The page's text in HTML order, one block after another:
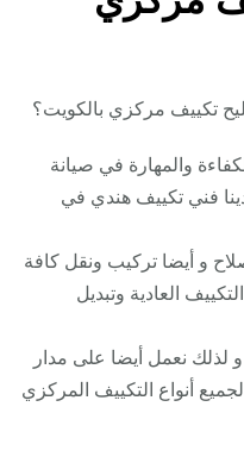
تكييف مركزي بالكويت؟
والمهارة في صيانة
فني تكييف هندي في
و أيضا تركيب ونقل كافة
العادية وتبديل
لذلك نعمل أيضا على مدار
أنواع التكييف المركزي